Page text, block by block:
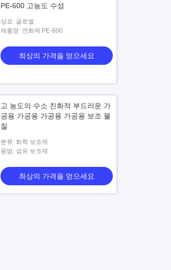
PE-600 고농도 수성
상표: 글로벌
제품명: 연화제 PE-600
최상의 가격을 얻으세요
고 농도의 수소 친화적 부드러운 가
공용 가공용 가공용 가공용 보조 물
질
분류: 화학 보조제
용법: 섬유 보조제
최상의 가격을 얻으세요